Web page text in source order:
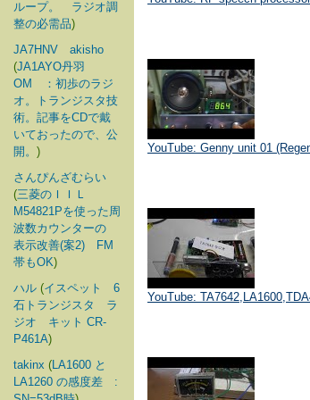
ループ。 ラジオ調
整の必需品)
JA7HNV akisho
(JA1AYO丹羽
OM ：初歩のラジ
オ。トランジスタ技
術。記事をCDで戴
いておったので、公
開。 )
さんぴんざむらい
(三菱のＩＩＬ
M54821Pを使った周
波数カウンターの
表示改善(案2) FM
帯もOK)
ハル (イスペット 6
石トランジスタ ラ
ジオ キット CR-
P461A)
takinx (LA1600 と
LA1260 の感度差 :
YouTube: Genny unit 01
YouTube: